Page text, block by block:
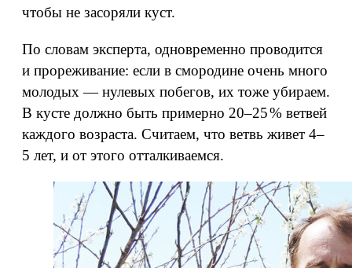
чтобы не засоряли куст.
По словам эксперта, одновременно проводится
и прореживание: если в смородине очень много
молодых — нулевых побегов, их тоже убираем.
В кусте должно быть примерно 20–25 % ветвей
каждого возраста. Считаем, что ветвь живет 4–
5 лет, и от этого отталкиваемся.